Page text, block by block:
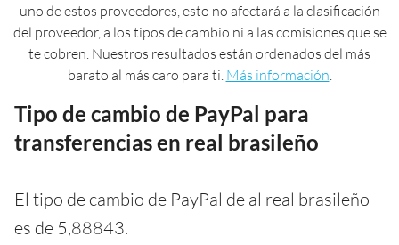
uno de estos proveedores, esto no afectará a la clasificación
del proveedor, a los tipos de cambio ni a las comisiones que se
te cobren. Nuestros resultados están ordenados del más
barato al más caro para ti. Más información
Tipo de cambio de PayPal para
transferencias en real brasileño
El tipo de cambio de PayPal de al real brasileño
es de 5,88843.